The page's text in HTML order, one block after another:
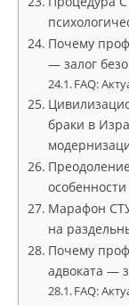
Почему
— залог
FAQ:
браки в
Марафон
на
Почему
адвоката —
FAQ: